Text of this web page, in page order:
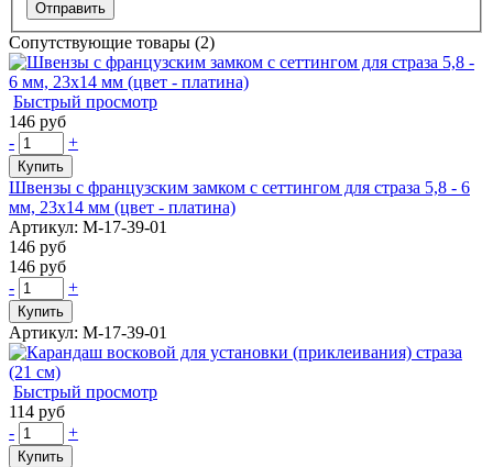
Сопутствующие товары (2)
Быстрый просмотр
146 руб
-
+
Купить
Швензы с французским замком с сеттингом для страза 5,8 - 6
мм, 23х14 мм (цвет - платина)
Артикул: М-17-39-01
146 руб
146 руб
-
+
Купить
Артикул: М-17-39-01
Быстрый просмотр
114 руб
-
+
Купить